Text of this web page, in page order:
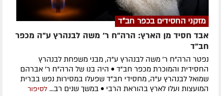
מזקני החסידים בכפר חב"ד
אבד חסיד מן הארץ: הרה"ח ר' משה לבנהרץ ע"ה מכפר
חב"ד
נפטר הרה"ח ר' משה לבנהרץ ע"ה, מבני משפחת לבנהרץ
החסידית והמוכרת מכפר חב"ד • היה בנו של הרה"ח ר' אברהם
שמואל לבנהרץ ע"ה, מחסידי חב"ד שפעלו במסירות נפש בברית
המועצות ועלו לארץ בהוראת הרבי • במשך שנים רב... לסיפור